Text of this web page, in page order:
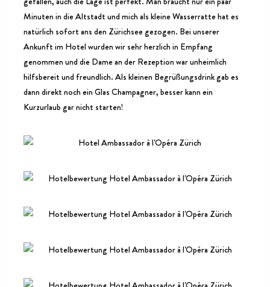
Minuten in die Altstadt und mich als kleine Wasserratte hat es
natürlich sofort ans den Zürichsee gezogen. Bei unserer
Ankunft im Hotel wurden wir sehr herzlich in Empfang
genommen und die Dame an der Rezeption war unheimlich
hilfsbereit und freundlich. Als kleinen Begrüßungsdrink gab es
dann direkt noch ein Glas Champagner, besser kann ein
Kurzurlaub gar nicht starten!